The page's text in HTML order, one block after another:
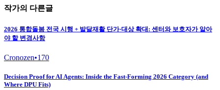
작가의 다른글
2026 통합돌봄 전국 시행 + 발달재활 단가·대상 확대: 센터와 보호자가 알아
야 할 변경사항
Cronozen•170
Decision Proof for AI Agents: Inside the Fast-Forming 2026 Category (and
Where DPU Fits)